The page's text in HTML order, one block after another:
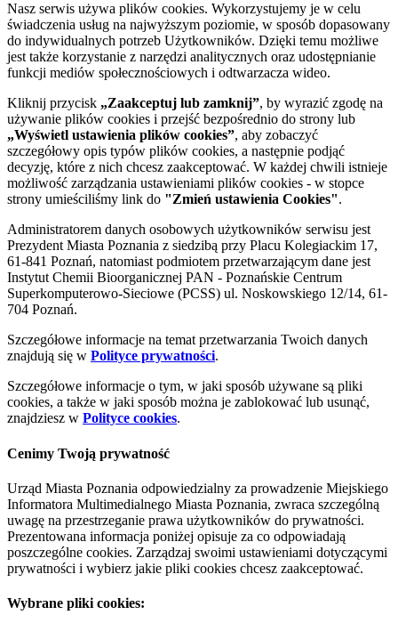
Nasz serwis używa plików cookies. Wykorzystujemy je w celu
świadczenia usług na najwyższym poziomie, w sposób dopasowany
do indywidualnych potrzeb Użytkowników. Dzięki temu możliwe
jest także korzystanie z narzędzi analitycznych oraz udostępnianie
funkcji mediów społecznościowych i odtwarzacza wideo.
Kliknij przycisk „Zaakceptuj lub zamknij”, by wyrazić zgodę na
używanie plików cookies i przejść bezpośrednio do strony lub
„Wyświetl ustawienia plików cookies”, aby zobaczyć
szczegółowy opis typów plików cookies, a następnie podjąć
decyzję, które z nich chcesz zaakceptować. W każdej chwili istnieje
możliwość zarządzania ustawieniami plików cookies - w stopce
strony umieściliśmy link do "Zmień ustawienia Cookies".
Administratorem danych osobowych użytkowników serwisu jest
Prezydent Miasta Poznania z siedzibą przy Placu Kolegiackim 17,
61-841 Poznań, natomiast podmiotem przetwarzającym dane jest
Instytut Chemii Bioorganicznej PAN - Poznańskie Centrum
Superkomputerowo-Sieciowe (PCSS) ul. Noskowskiego 12/14, 61-
704 Poznań.
Szczegółowe informacje na temat przetwarzania Twoich danych
znajdują się w Polityce prywatności.
Szczegółowe informacje o tym, w jaki sposób używane są pliki
cookies, a także w jaki sposób można je zablokować lub usunąć,
znajdziesz w Polityce cookies.
Cenimy Twoją prywatność
Urząd Miasta Poznania odpowiedzialny za prowadzenie Miejskiego
Informatora Multimedialnego Miasta Poznania, zwraca szczególną
uwagę na przestrzeganie prawa użytkowników do prywatności.
Prezentowana informacja poniżej opisuje za co odpowiadają
poszczególne cookies. Zarządzaj swoimi ustawieniami dotyczącymi
prywatności i wybierz jakie pliki cookies chcesz zaakceptować.
Wybrane pliki cookies: